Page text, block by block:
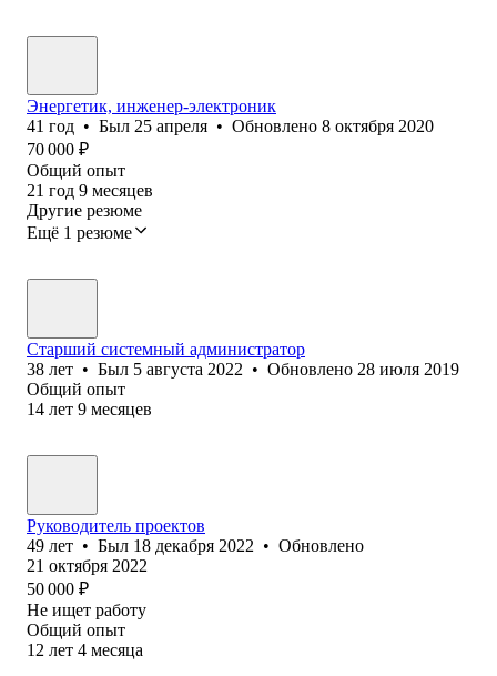
Энергетик, инженер-электроник
41 год • Был 25 апреля • Обновлено 8 октября 2020
70 000 ₽
Общий опыт
21 год 9 месяцев
Другие резюме
Ещё 1 резюме
Старший системный администратор
38 лет • Был 5 августа 2022 • Обновлено 28 июля 2019
Общий опыт
14 лет 9 месяцев
Руководитель проектов
49 лет • Был 18 декабря 2022 • Обновлено
21 октября 2022
50 000 ₽
Не ищет работу
Общий опыт
12 лет 4 месяца